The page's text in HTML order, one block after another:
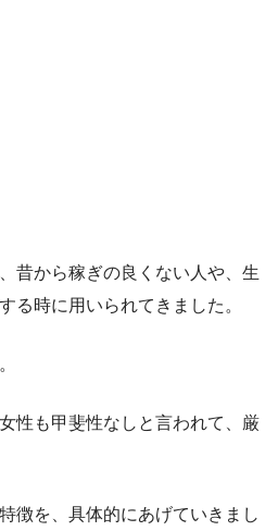
昔から稼ぎの良くない人や、生
る時に用いられてきました。
性も甲斐性なしと言われて、厳
徴を、具体的にあげていきまし